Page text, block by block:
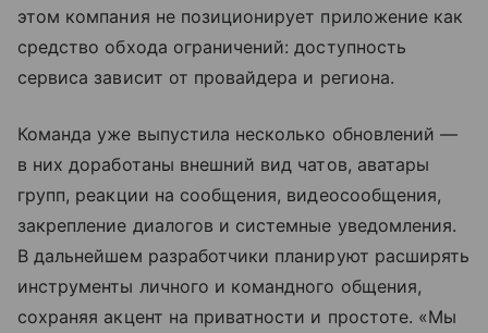
этом компания не позиционирует приложение как
средство обхода ограничений: доступность
сервиса зависит от провайдера и региона.
Команда уже выпустила несколько обновлений —
в них доработаны внешний вид чатов, аватары
групп, реакции на сообщения, видеосообщения,
закрепление диалогов и системные уведомления.
В дальнейшем разработчики планируют расширять
инструменты личного и командного общения,
сохраняя акцент на приватности и простоте. «Мы